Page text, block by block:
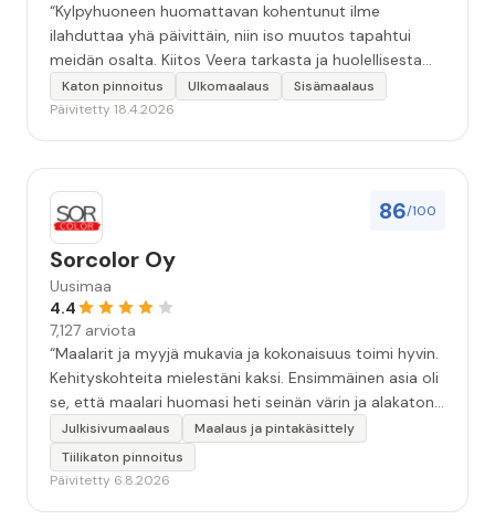
“Kylpyhuoneen huomattavan kohentunut ilme
ilahduttaa yhä päivittäin, niin iso muutos tapahtui
meidän osalta. Kiitos Veera tarkasta ja huolellisesta
työstä, sekä ystävällisestä palvelusta!”
Katon pinnoitus Ulkomaalaus
Sisämaalaus
Päivitetty 18.4.2026
86/100
Sorcolor Oy
Uusimaa
4.4
7,127 arviota
“Maalarit ja myyjä mukavia ja kokonaisuus toimi hyvin.
Kehityskohteita mielestäni kaksi. Ensimmäinen asia oli
se, että maalari huomasi heti seinän värin ja alakaton
värin erot mitä en huomannut. Hyvä toki että siinä
kohtaa huomattu mutta toki optimaalisessa
tilanteessa myyjä olisi jo kiinnittänyt tähän huomiota.
Julkisivumaalaus
Maalaus ja pintakäsittely
Tiilikaton pinnoitus
Päivitetty 6.8.2026